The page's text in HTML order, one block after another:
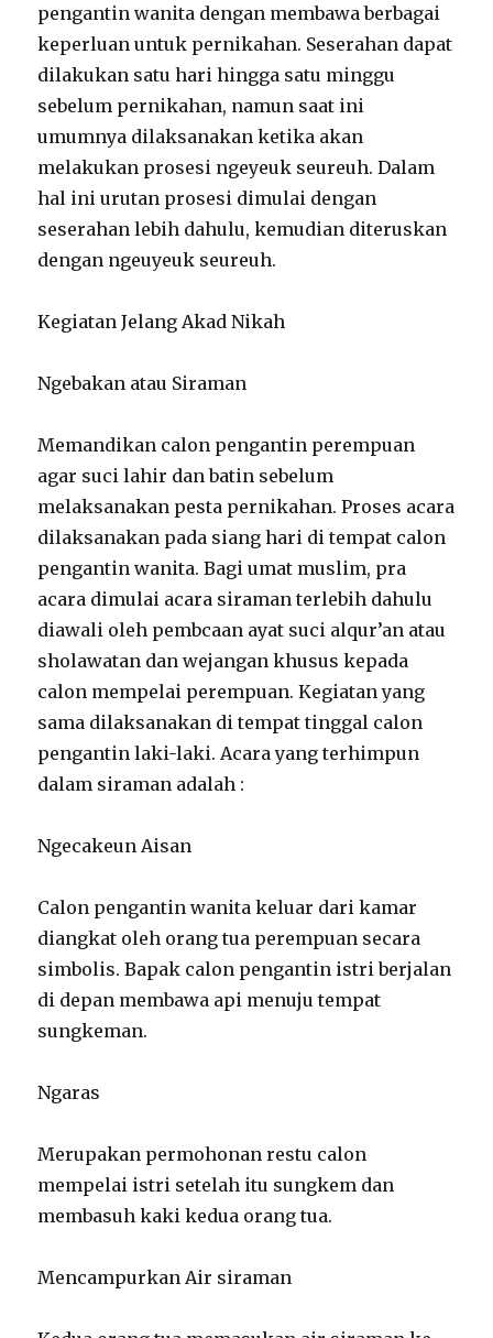
pengantin wanita dengan membawa berbagai
keperluan untuk pernikahan. Seserahan dapat
dilakukan satu hari hingga satu minggu
sebelum pernikahan, namun saat ini
umumnya dilaksanakan ketika akan
melakukan prosesi ngeyeuk seureuh. Dalam
hal ini urutan prosesi dimulai dengan
seserahan lebih dahulu, kemudian diteruskan
dengan ngeuyeuk seureuh.
Kegiatan Jelang Akad Nikah
Ngebakan atau Siraman
Memandikan calon pengantin perempuan
agar suci lahir dan batin sebelum
melaksanakan pesta pernikahan. Proses acara
dilaksanakan pada siang hari di tempat calon
pengantin wanita. Bagi umat muslim, pra
acara dimulai acara siraman terlebih dahulu
diawali oleh pembcaan ayat suci alqur’an atau
sholawatan dan wejangan khusus kepada
calon mempelai perempuan. Kegiatan yang
sama dilaksanakan di tempat tinggal calon
pengantin laki-laki. Acara yang terhimpun
dalam siraman adalah :
Ngecakeun Aisan
Calon pengantin wanita keluar dari kamar
diangkat oleh orang tua perempuan secara
simbolis. Bapak calon pengantin istri berjalan
di depan membawa api menuju tempat
sungkeman.
Ngaras
Merupakan permohonan restu calon
mempelai istri setelah itu sungkem dan
membasuh kaki kedua orang tua.
Mencampurkan Air siraman